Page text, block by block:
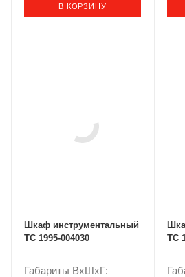
В КОРЗИНУ
Шкаф инструментальный
ТС 1995-004030
Габариты ВxШxГ:
ТС